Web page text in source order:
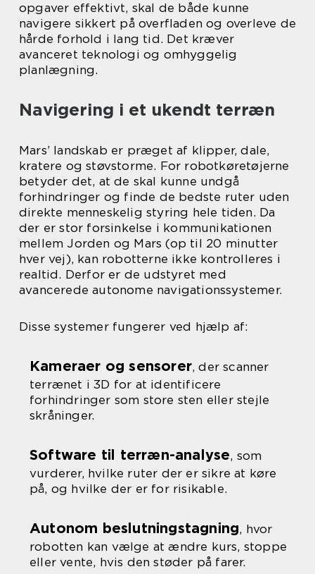
opgaver effektivt, skal de både kunne
navigere sikkert på overfladen og overleve de
hårde forhold i lang tid. Det kræver
avanceret teknologi og omhyggelig
planlægning.
Navigering i et ukendt terræn
Mars’ landskab er præget af klipper, dale,
kratere og støvstorme. For robotkøretøjerne
betyder det, at de skal kunne undgå
forhindringer og finde de bedste ruter uden
direkte menneskelig styring hele tiden. Da
der er stor forsinkelse i kommunikationen
mellem Jorden og Mars (op til 20 minutter
hver vej), kan robotterne ikke kontrolleres i
realtid. Derfor er de udstyret med
avancerede autonome navigationssystemer.
Disse systemer fungerer ved hjælp af:
Kameraer og sensorer, der scanner
terrænet i 3D for at identificere
forhindringer som store sten eller stejle
skråninger.
Software til terræn-analyse, som
vurderer, hvilke ruter der er sikre at køre
på, og hvilke der er for risikable.
Autonom beslutningstagning, hvor
robotten kan vælge at ændre kurs, stoppe
eller vente, hvis den støder på farer.